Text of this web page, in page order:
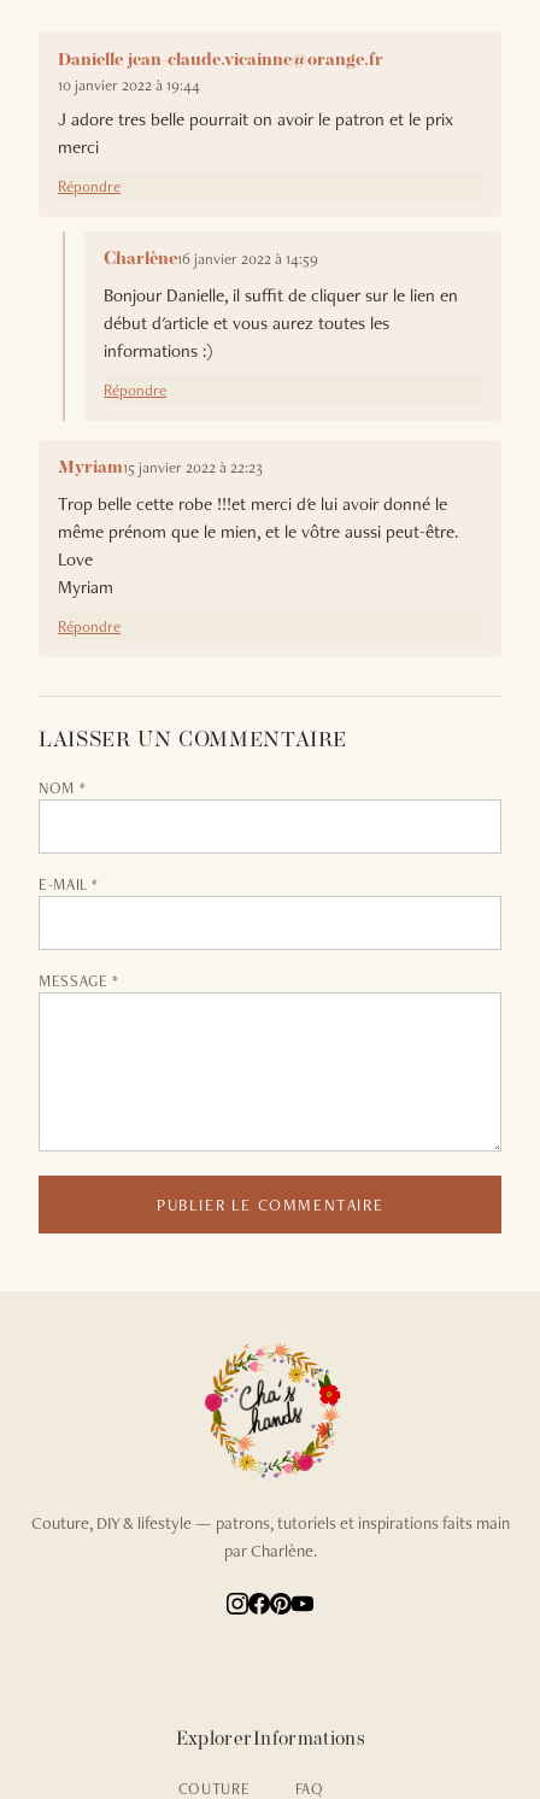
Danielle jean-claude.vicainne@orange.fr
10 janvier 2022 à 19:44
J adore tres belle pourrait on avoir le patron et le prix
merci
Répondre
Charlène16 janvier 2022 à 14:59
Bonjour Danielle, il suffit de cliquer sur le lien en
début d'article et vous aurez toutes les
informations :)
Répondre
Myriam15 janvier 2022 à 22:23
Trop belle cette robe !!!et merci d'e lui avoir donné le
même prénom que le mien, et le vôtre aussi peut-être.
Love
Myriam
Répondre
LAISSER UN COMMENTAIRE
NOM *
E-MAIL *
MESSAGE *
PUBLIER LE COMMENTAIRE
Couture, DIY & lifestyle — patrons, tutoriels et inspirations faits main
par Charlène.
Explorer
COUTURE
Informations
FAQ